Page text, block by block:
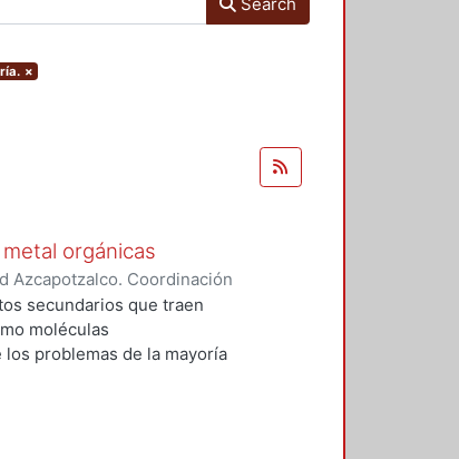
×
orgánicas
Azcapotzalco. Coordinación
Jhovany
secundarios que traen
moléculas
problemas de la mayoría